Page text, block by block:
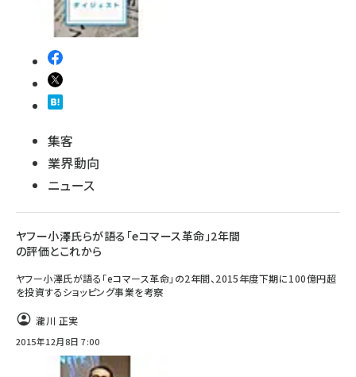
集客
業界動向
ニュース
ヤフー小澤氏らが語る「eコマース革命」2年間
の評価とこれから
ヤフー小澤氏が語る「eコマース革命」の2年間、2015年度下期に100億円超
を投資するショッピング事業を考察
瀧川 正実
2015年12月8日 7:00